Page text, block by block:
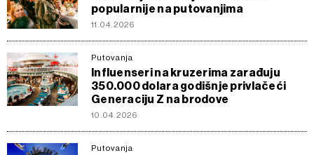
popularnije na putovanjima
11.04.2026
Putovanja
Influenseri na kruzerima zarađuju
350.000 dolara godišnje privlačeći
Generaciju Z na brodove
10.04.2026
Putovanja